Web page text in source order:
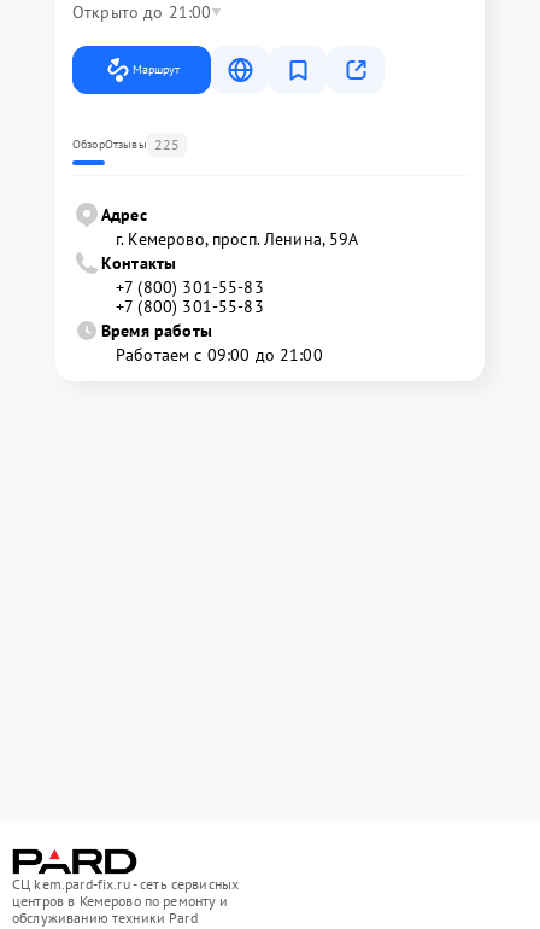
Открыто до 21:00
Маршрут
ОбзорОтзывы 225
Адрес
г. Кемерово, просп. Ленина, 59А
Контакты
+7 (800) 301-55-83
+7 (800) 301-55-83
Время работы
Работаем с 09:00 до 21:00
СЦ kem.pard-fix.ru - сеть сервисных
центров в Кемерово по ремонту и
обслуживанию техники Pard